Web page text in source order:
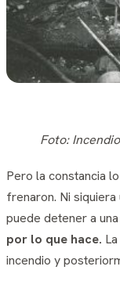
Foto:
Pero la constancia
frenaron. Ni
puede detener a
por lo que hace.
incendio y